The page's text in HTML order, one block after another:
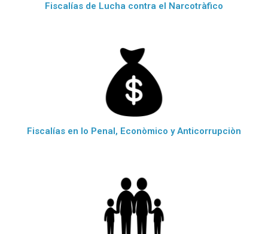
Fiscalías de Lucha contra el Narcotràfico
Fiscalías en lo Penal, Econòmico y Anticorrupciòn